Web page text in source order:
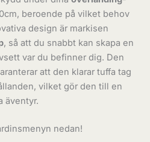
beroende på vilket behov
design är markisen
, så att du snabbt kan skapa en
var du befinner dig. Den
att den klarar tuffa tag
vilket gör den till en
äventyr.
nedan!